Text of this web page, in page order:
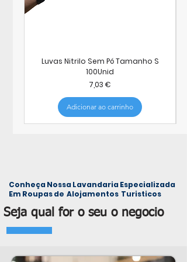
Luvas Nitrilo Sem Pó Tamanho S
100Unid
Preço
7,03 €
Adicionar ao carrinho
Conheça Nossa Lavandaria Especializada
Em Roupas de Alojamentos Turisticos
Seja qual for o seu o negocio